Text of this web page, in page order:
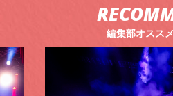
編集部オスス